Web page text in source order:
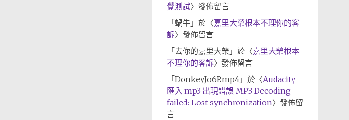
覺測試〉發佈留言
「 蝸牛」於〈嘉里大榮根本不理你的客
訴〉發佈留言
「 去你的嘉里大榮 」於〈嘉里大榮根本
不理你的客訴〉發佈留言
「 DonkeyJo6Rmp4」於〈Audacity
匯入 mp3 出現錯誤 MP3 Decoding
failed: Lost synchronization〉發佈留
言